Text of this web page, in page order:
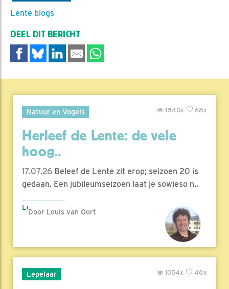
Lente blogs
DEEL DIT BERICHT
Natuur en Vogels 68x
1840x
Herleef de Lente: de vele
hoog..
17.07.26 Beleef de Lente zit erop; seizoen 20 is
gedaan. Een jubileumseizoen laat je sowieso n..
Lees meer
Door Louis van Oort
Lepelaar 48x
1054x